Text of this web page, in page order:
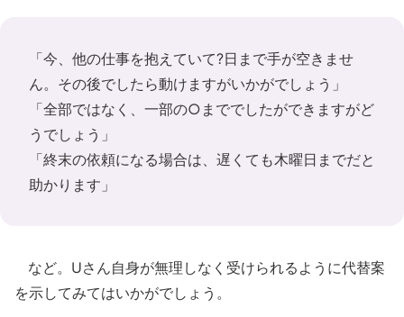
「今、他の仕事を抱えていて?日まで手が空きませ
ん。その後でしたら動けますがいかがでしょう」
「全部ではなく、一部の○まででしたができますがど
うでしょう」
「終末の依頼になる場合は、遅くても木曜日までだと
助かります」
など。Uさん自身が無理しなく受けられるように代替案
を示してみてはいかがでしょう。